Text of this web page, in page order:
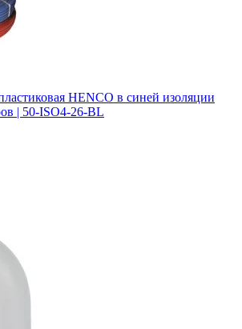
HENCO в синей изоляции
| 50-ISO4-26-BL